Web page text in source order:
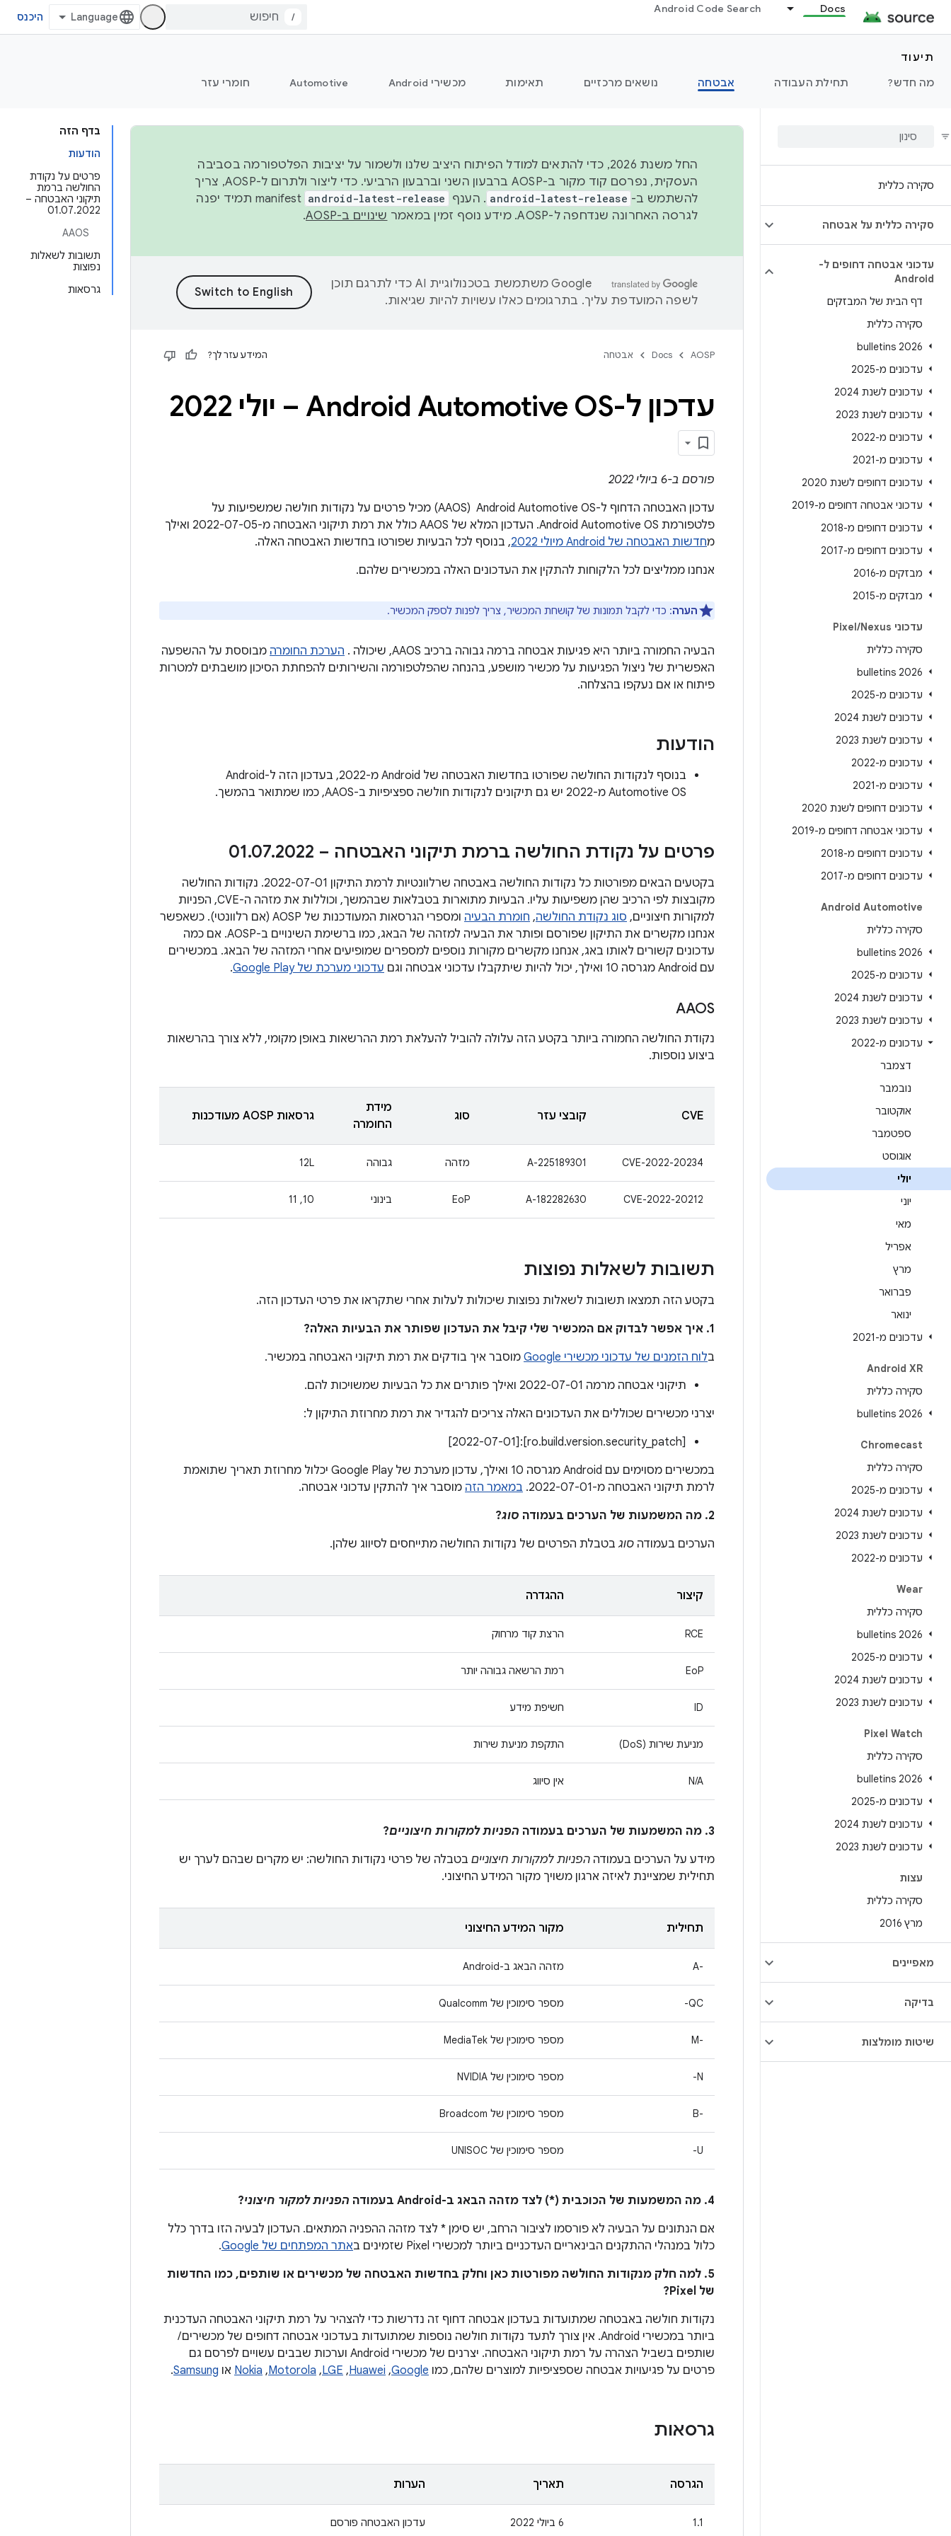
Docs
Android Code Search
/ היכנס
תיעוד
מה חדש?
תחילת העבודה אבטחה נושאים מרכזיים תאימות מכשירי Android Automotive חומרי עזר
סקירה כללית
סקירה כללית על אבטחה
עדכוני אבטחה דחופים ל-
Android
דף הבית של המבזקים
סקירה כללית
2026 bulletins
עדכונים מ-2025
עדכונים לשנת 2024
עדכונים לשנת 2023
עדכונים מ-2022
עדכונים מ-2021
עדכונים דחופים לשנת 2020
עדכוני אבטחה דחופים מ-2019
עדכונים דחופים מ-2018
עדכונים דחופים מ-2017
מבזקים מ-2016
מבזקים מ-2015
עדכוני Pixel /Nexus
סקירה כללית
2026 bulletins
עדכונים מ-2025
עדכונים לשנת 2024
עדכונים לשנת 2023
עדכונים מ-2022
עדכונים מ-2021
עדכונים דחופים לשנת 2020
עדכוני אבטחה דחופים מ-2019
עדכונים דחופים מ-2018
עדכונים דחופים מ-2017
Android Automotive
סקירה כללית
2026 bulletins
עדכונים מ-2025
עדכונים לשנת 2024
עדכונים לשנת 2023
עדכונים מ-2022
דצמבר
נובמבר
אוקטובר
ספטמבר
אוגוסט
יולי
יוני
מאי
אפריל
מרץ
פברואר
ינואר
עדכונים מ-2021
Android XR
סקירה כללית
2026 bulletins
Chromecast
סקירה כללית
עדכונים מ-2025
עדכונים לשנת 2024
עדכונים לשנת 2023
עדכונים מ-2022
Wear
סקירה כללית
2026 bulletins
עדכונים מ-2025
עדכונים לשנת 2024
עדכונים לשנת 2023
Pixel Watch
סקירה כללית
2026 bulletins
עדכונים מ-2025
עדכונים לשנת 2024
עדכונים לשנת 2023
עצות
סקירה כללית
מרץ 2016
מאפיינים
בדיקה
שיטות מומלצות
בדף הזה
הודעות
פרטים על נקודת
החולשה ברמת
תיקוני האבטחה –
01.07.2022
AAOS
תשובות לשאלות
נפוצות
גרסאות
החל משנת 2026, כדי להתאים למודל הפיתוח היציב שלנו ולשמור על יציבות הפלטפורמה בסביבה
העסקית, נפרסם קוד מקור ב-AOSP ברבעון השני וברבעון הרביעי. כדי ליצור ולתרום ל-AOSP, צריך
להשתמש ב- android-latest-release . הענף android-latest-release
manifest תמיד יפנה
לגרסה האחרונה שנדחפה ל-AOSP. מידע נוסף זמין במאמר
שינויים ב-AOSP .
‫Google משתמשת בטכנולוגיית AI כדי לתרגם תוכן
לשפה המועדפת עליך. בתרגומים כאלו עשויות להיות שגיאות.
AOSP
Docs אבטחה המידע עזר לך?
עדכון ל-Android Automotive OS – יולי 2022
פורסם ב-6 ביולי 2022
עדכון האבטחה הדחוף ל-Android Automotive OS ‏ (AAOS) מכיל פרטים על נקודות חולשה שמשפיעות על
פלטפורמת Android Automotive OS. העדכון המלא של AAOS כולל את רמת תיקוני האבטחה מ-2022-07-05 ואילך
מחדשות האבטחה של Android מיולי 2022
, בנוסף לכל הבעיות שפורטו בחדשות האבטחה האלה.
אנחנו ממליצים לכל הלקוחות להתקין את העדכונים האלה במכשירים שלהם.
הערה: כדי לקבל תמונות של קושחת המכשיר, צריך לפנות לספק המכשיר.
הבעיה החמורה ביותר היא פגיעות אבטחה ברמה גבוהה ברכיב AAOS, שיכולה . הערכת החומרה מבוססת על ההשפעה
האפשרית של ניצול הפגיעות על מכשיר מושפע, בהנחה שהפלטפורמה והשירותים להפחתת הסיכון מושבתים למטרות
פיתוח או אם נעקפו בהצלחה.
הודעות
בנוסף לנקודות החולשה שפורטו בחדשות האבטחה של Android מ-2022, בעדכון הזה ל-Android
Automotive OS מ-2022 יש גם תיקונים לנקודות חולשה ספציפיות ב-AAOS, כמו שמתואר בהמשך.
פרטים על נקודת החולשה ברמת תיקוני האבטחה – 01 .07.2022
בקטעים הבאים מפורטות כל נקודות החולשה באבטחה שרלוונטיות לרמת התיקון 2022-07-01. נקודות החולשה
מקובצות לפי הרכיב שהן משפיעות עליו. הבעיות מתוארות בטבלאות שבהמשך, וכוללות את מזהה ה-CVE, הפניות
למקורות חיצוניים, סוג נקודת החולשה, חומרת הבעיה
ומספרי הגרסאות המעודכנות של AOSP (אם רלוונטי). כשאפשר
אנחנו מקשרים את התיקון שפורסם ופותר את הבעיה למזהה של הבאג, כמו ברשימת השינויים ב-AOSP. אם כמה
עדכונים קשורים לאותו באג, אנחנו מקשרים מקורות נוספים למספרים שמופיעים אחרי המזהה של הבאג. במכשירים
עם Android מגרסה 10 ואילך, יכול להיות שיתקבלו עדכוני אבטחה וגם
עדכוני מערכת של Google Play .
AAOS
נקודת החולשה החמורה ביותר בקטע הזה עלולה להוביל להעלאת רמת ההרשאות באופן מקומי, ללא צורך בהרשאות
ביצוע נוספות.
CVE קובצי עזר סוג
מידת
החומרה
גרסאות AOSP מעודכנות
CVE-2022-20234
A-225189301 מזהה גבוהה 12L
CVE-2022-20212
A-182282630
EoP בינוני ‫10, 11
תשובות לשאלות נפוצות
בקטע הזה תמצאו תשובות לשאלות נפוצות שיכולות לעלות אחרי שתקראו את פרטי העדכון הזה.
1. איך אפשר לבדוק אם המכשיר שלי קיבל את העדכון שפותר את הבעיות האלה?
בלוח הזמנים של עדכוני מכשירי Google
מוסבר איך בודקים את רמת תיקוני האבטחה במכשיר.
תיקוני אבטחה מרמה 2022-07-01 ואילך פותרים את כל הבעיות שמשויכות להם.
יצרני מכשירים שכוללים את העדכונים האלה צריכים להגדיר את רמת מחרוזת התיקון ל:
[ro.build.version.security_patch]:[2022-07-01]
במכשירים מסוימים עם Android מגרסה 10 ואילך, עדכון מערכת של Google Play יכלול מחרוזת תאריך שתואמת
לרמת תיקוני האבטחה מ-2022-07-01.
במאמר הזה מוסבר איך להתקין עדכוני אבטחה.
2. מה המשמעות של הערכים בעמודה
סוג?
הערכים בעמודה סוג בטבלת הפרטים של נקודות החולשה מתייחסים לסיווג שלהן.
קיצור ההגדרה
RCE הרצת קוד מרחוק
EoP רמת הרשאה גבוהה יותר
ID חשיפת מידע
מניעת שירות (DoS) התקפת מניעת שירות
N/A אין סיווג
3. מה המשמעות של הערכים בעמודה הפניות למקורות חיצוניים?
מידע על הערכים בעמודה הפניות למקורות חיצוניים בטבלה של פרטי נקודות החולשה: יש מקרים שבהם לערך יש
תחילית שמציינת לאיזה ארגון משויך מקור המידע החיצוני.
תחילית מקור המידע החיצוני
A-‎ מזהה הבאג ב-Android
QC- מספר סימוכין של Qualcomm
M-‎ מספר סימוכין של MediaTek
N- מספר סימוכין של NVIDIA
B-‎ מספר סימוכין של Broadcom
U- מספר סימוכין של UNISOC
4. מה המשמעות של הכוכבית (*) לצד מזהה הבאג ב-Android בעמודה הפניות למקור חיצוני?
אם הנתונים על הבעיה לא פורסמו לציבור הרחב, יש סימן * לצד מזהה ההפניה המתאים. העדכון לבעיה הזו בדרך כלל
כלול במנהלי ההתקנים הבינאריים העדכניים ביותר למכשירי Pixel שזמינים ב
אתר המפתחים של Google
.
5. למה חלק מנקודות החולשה מפורטות כאן וחלק בחדשות האבטחה של מכשירים או שותפים, כמו החדשות
של Pixel?
נקודות חולשה באבטחה שמתועדות בעדכון אבטחה דחוף זה נדרשות כדי להצהיר על רמת תיקוני האבטחה העדכנית
ביותר במכשירי Android. אין צורך לתעד נקודות חולשה נוספות שמתועדות בעדכוני אבטחה דחופים של מכשירים /
שותפים בשביל הצהרה על רמת תיקוני האבטחה. יצרנים של מכשירי Android וערכות שבבים עשויים לפרסם גם
פרטים על פגיעויות אבטחה שספציפיות למוצרים שלהם, כמו Google
,‏
Huawei
,‏
LGE
,‏
Motorola
,‏
Nokia או Samsung
.
גרסאות
הגרסה תאריך הערות
1.1 ‫6 ביולי 2022 עדכון האבטחה פורסם